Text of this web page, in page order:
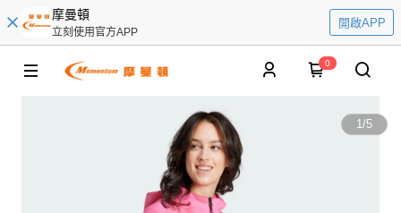
摩曼頓
立刻使用官方APP
開啟APP
0
1/5